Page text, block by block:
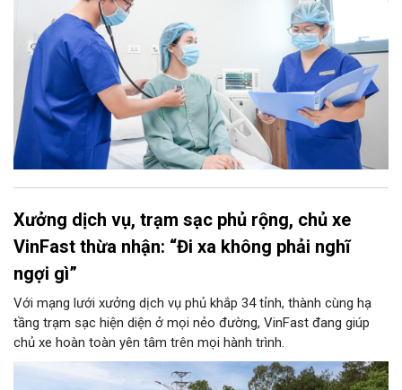
Xưởng dịch vụ, trạm sạc phủ rộng, chủ xe
VinFast thừa nhận: “Đi xa không phải nghĩ
ngợi gì”
Với mạng lưới xưởng dịch vụ phủ khắp 34 tỉnh, thành cùng hạ
tầng trạm sạc hiện diện ở mọi nẻo đường, VinFast đang giúp
chủ xe hoàn toàn yên tâm trên mọi hành trình.